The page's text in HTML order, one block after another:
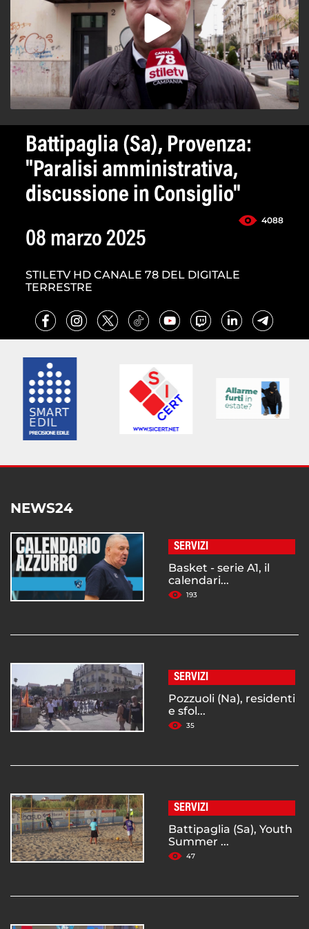
Battipaglia (Sa), Provenza:
"Paralisi amministrativa,
discussione in Consiglio"
4088
08 marzo 2025
STILETV HD CANALE 78 DEL DIGITALE
TERRESTRE
NEWS24
SERVIZI
Basket - serie A1, il
calendari...
193
SERVIZI
Pozzuoli (Na), residenti
e sfol...
35
SERVIZI
Battipaglia (Sa), Youth
Summer ...
47